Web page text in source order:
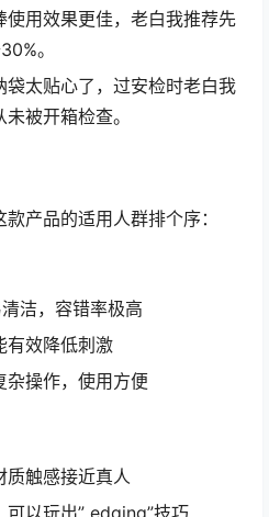
使用效果更佳，老白我推荐先
。
袋太贴心了，过安检时老白我
被开箱检查。
产品的适用人群排个序：
洁，容错率极高
有效降低刺激
杂操作，使用方便
质触感接近真人